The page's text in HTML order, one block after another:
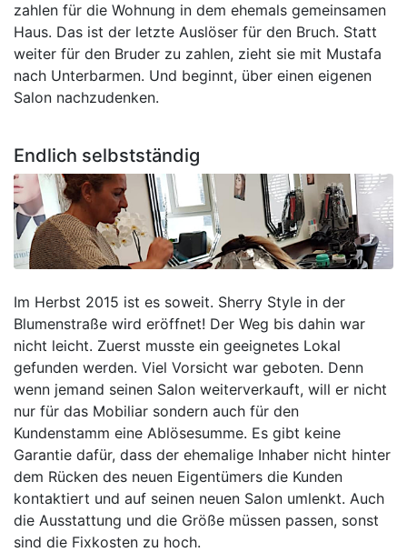
zahlen für die Wohnung in dem ehemals gemeinsamen
Haus. Das ist der letzte Auslöser für den Bruch. Statt
weiter für den Bruder zu zahlen, zieht sie mit Mustafa
nach Unterbarmen. Und beginnt, über einen eigenen
Salon nachzudenken.
Endlich selbstständig
Im Herbst 2015 ist es soweit. Sherry Style in der
Blumenstraße wird eröffnet! Der Weg bis dahin war
nicht leicht. Zuerst musste ein geeignetes Lokal
gefunden werden. Viel Vorsicht war geboten. Denn
wenn jemand seinen Salon weiterverkauft, will er nicht
nur für das Mobiliar sondern auch für den
Kundenstamm eine Ablösesumme. Es gibt keine
Garantie dafür, dass der ehemalige Inhaber nicht hinter
dem Rücken des neuen Eigentümers die Kunden
kontaktiert und auf seinen neuen Salon umlenkt. Auch
die Ausstattung und die Größe müssen passen, sonst
sind die Fixkosten zu hoch.